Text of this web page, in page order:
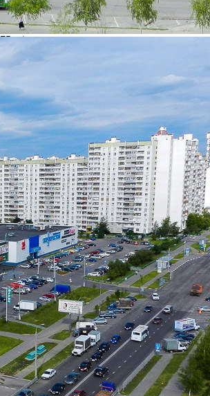
75 м/м